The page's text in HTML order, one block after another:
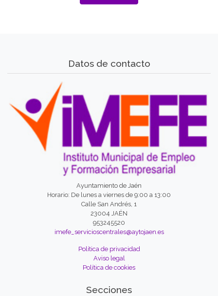
Datos de contacto
Ayuntamiento de Jaén
Horario: De lunes a viernes de 9:00 a 13:00
Calle San Andrés, 1
23004 JAÉN
953245520
imefe_servicioscentrales@aytojaen.es
Política de privacidad
Aviso legal
Política de cookies
Secciones